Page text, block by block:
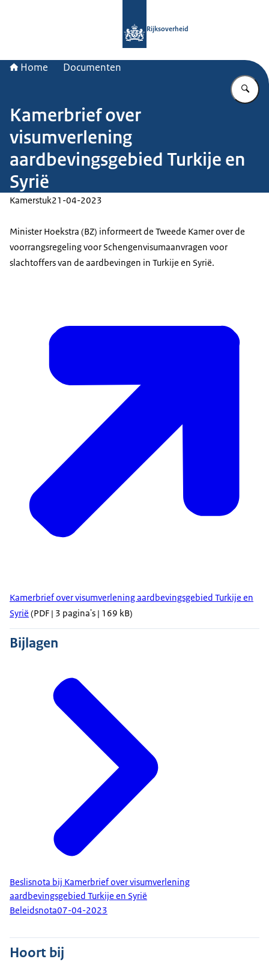
Rijksoverheid
Home Documenten
Kamerbrief over
visumverlening
aardbevingsgebied Turkije en
Syrië
Kamerstuk21-04-2023
Minister Hoekstra (BZ) informeert de Tweede Kamer over de
voorrangsregeling voor Schengenvisumaanvragen voor
slachtoffers van de aardbevingen in Turkije en Syrië.
Kamerbrief over visumverlening aardbevingsgebied Turkije en
Syrië (PDF | 3 pagina's | 169 kB)
Bijlagen
Beslisnota bij Kamerbrief over visumverlening
aardbevingsgebied Turkije en Syrië
Beleidsnota07-04-2023
Hoort bij